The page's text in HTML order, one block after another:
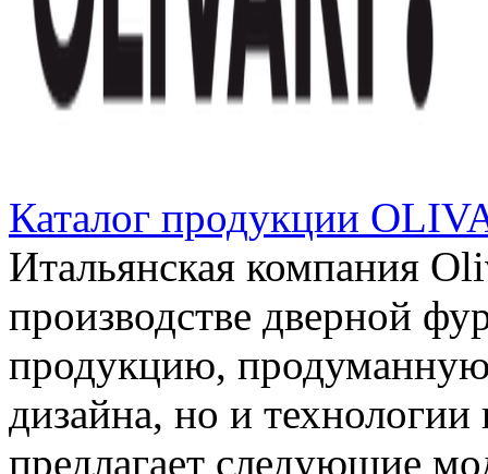
Каталог продукции
Итальянская компания
производстве дверной
продукцию, продуманную
дизайна, но и
предлагает следующие